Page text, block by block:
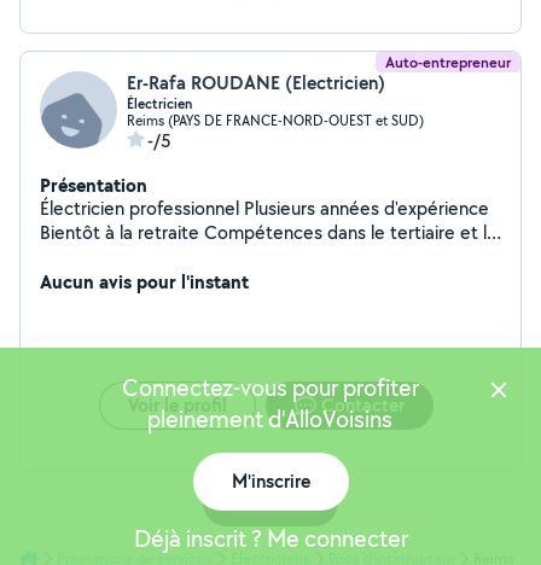
Auto-entrepreneur
Er-Rafa ROUDANE (Electricien)
Électricien
Reims (PAYS DE FRANCE-NORD-OUEST et SUD)
-/5
Présentation
Électricien professionnel Plusieurs années d'expérience
Bientôt à la retraite Compétences dans le tertiaire et le
Aucun avis pour l'instant
Voir le profil Contacter
Prestations de services
Connectez-vous pour profiter
pleinement d'AlloVoisins
M'inscrire
Déjà inscrit ? Me connecter